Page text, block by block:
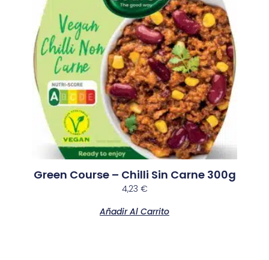
Green Course – Chilli Sin Carne 300g
4,23 €
Añadir Al Carrito